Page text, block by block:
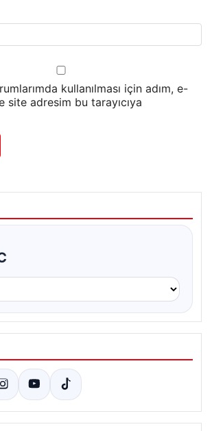
kullanılması için adım, e-
site adresim bu tarayıcıya